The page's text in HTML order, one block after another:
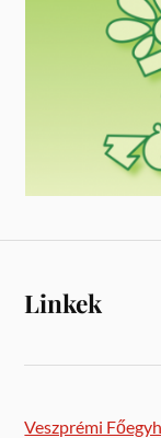
Linkek
Veszprémi